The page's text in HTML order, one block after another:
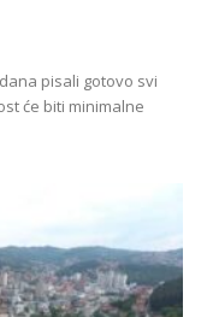
pisali gotovo svi
će biti minimalne